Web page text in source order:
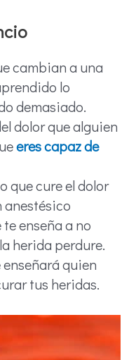
cambian a una
lo
demasiado.
dolor que alguien
eres capaz de
que cure el dolor
anestésico
enseña a no
herida perdure.
enseñará quien
tus heridas.